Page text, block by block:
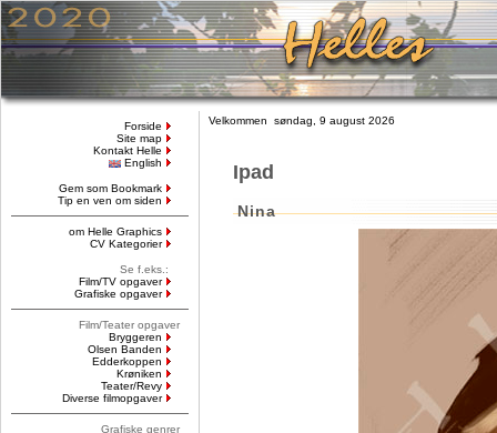
Forside
Site map
Kontakt Helle
English
Gem som Bookmark
Tip en ven om siden
om Helle Graphics
CV Kategorier
Se f.eks.:
Film/TV opgaver
Grafiske opgaver
Film/Teater opgaver
Bryggeren
Olsen Banden
Edderkoppen
Krøniken
Teater/Revy
Diverse filmopgaver
Grafiske genrer
Velkommen søndag, 9 august 2026
Ipad
Nina